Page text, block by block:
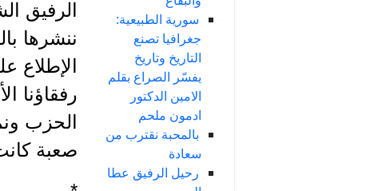
سورية الطبيعية:
جغرافيا تصنع
التاريخ وتاريخ
يفسّر الصراع بقلم
الامين الدكتور
ادمون ملحم
بالمحبة نقترب من
سعادة
رحيل الرفيق عطا
الرفيق
ننشرها
الإطلاع
رفقاؤنا
الحزب
صعبة